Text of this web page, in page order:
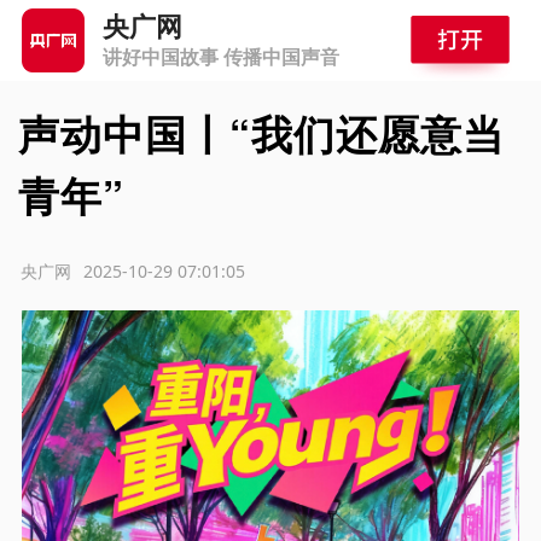
央广网
讲好中国故事 传播中国声音
声动中国丨“我们还愿意当
青年”
2025-10-29 07:01:05
央广网